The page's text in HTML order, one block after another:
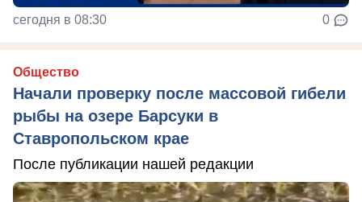
сегодня в 08:30 0
Общество
Начали проверку после массовой гибели
рыбы на озере Барсуки в
Ставропольском крае
После публикации нашей редакции